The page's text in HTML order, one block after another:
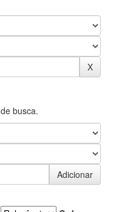
busca.